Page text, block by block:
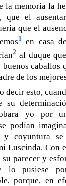
la memoria la
que el
que el
1en casa
2 al duque
caballos
de los
decir esto,
su
yo por
podían
y coyuntura
Luscinda. Con
su parecer y
lo pusiese
porque, en